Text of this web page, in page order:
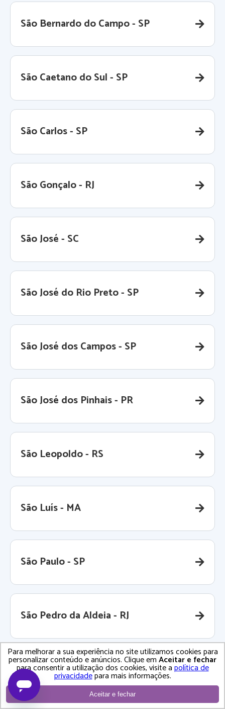
São Bernardo do Campo - SP
São Caetano do Sul - SP
São Carlos - SP
São Gonçalo - RJ
São José - SC
São José do Rio Preto - SP
São José dos Campos - SP
São José dos Pinhais - PR
São Leopoldo - RS
São Luís - MA
São Paulo - SP
São Pedro da Aldeia - RJ
São Roque - SP
Para melhorar a sua experiência no site utilizamos cookies para
personalizar conteúdo e anúncios. Clique emAceitar e fechar
para consentir a utilização dos cookies, visite apolítica de
privacidadepara mais informações.
Aceitar e fechar